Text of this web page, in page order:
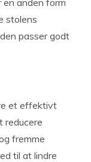
en anden form
stolens
passer godt
et effektivt
reducere
fremme
til at lindre